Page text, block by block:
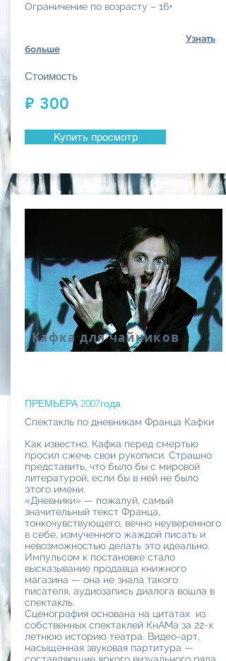
Ограничение по возрасту – 16+
Узнать
больше
Стоимость
₽ 300
Купить просмотр
Кафка для чайников
ПРЕМЬЕРА 2007года
Спектакль по дневникам Франца Кафки
Как известно, Кафка перед смертью
просил сжечь свои рукописи. Страшно
представить, что было бы с мировой
литературой, если бы в ней не было
этого имени.
«Дневники» — пожалуй, самый
значительный текст Франца,
тонкочувствующего, вечно неуверенного
в себе, измученного жаждой писать и
невозможностью делать это идеально.
Импульсом к постановке стало
высказывание продавца книжного
магазина — она не знала такого
писателя, аудиозапись диалога вошла в
спектакль.
Сценография основана на цитатах из
собственных спектаклей КнАМа за 22-х
летнюю историю театра. Видео-арт,
насыщенная звуковая партитура —